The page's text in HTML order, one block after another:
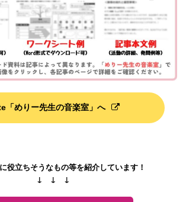
「めりー先生の音楽室」へ
役立ちそうなもの等を紹介しています！
↓ ↓ ↓